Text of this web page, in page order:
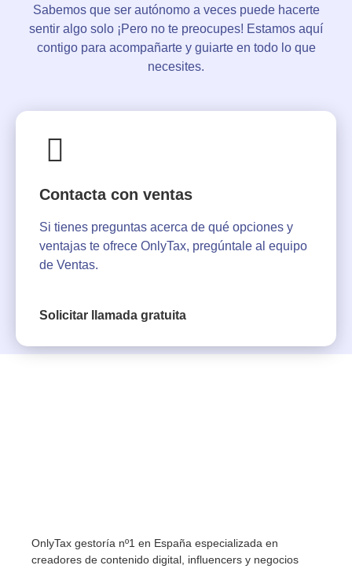
Sabemos que ser autónomo a veces puede hacerte
sentir algo solo ¡Pero no te preocupes! Estamos aquí
contigo para acompañarte y guiarte en todo lo que
necesites.
Contacta con ventas
Si tienes preguntas acerca de qué opciones y
ventajas te ofrece OnlyTax, pregúntale al equipo
de Ventas.
Solicitar llamada gratuita
OnlyTax gestoría nº1 en España especializada en
creadores de contenido digital, influencers y negocios